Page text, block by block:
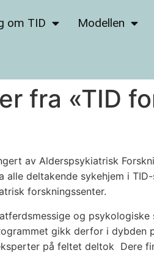
om TID Modellen
fra «TID
av Alderspsykiatrisk
alle deltakende sykehjem i
forskningssenter.
og
gikk derfor i
på feltet deltok Dere